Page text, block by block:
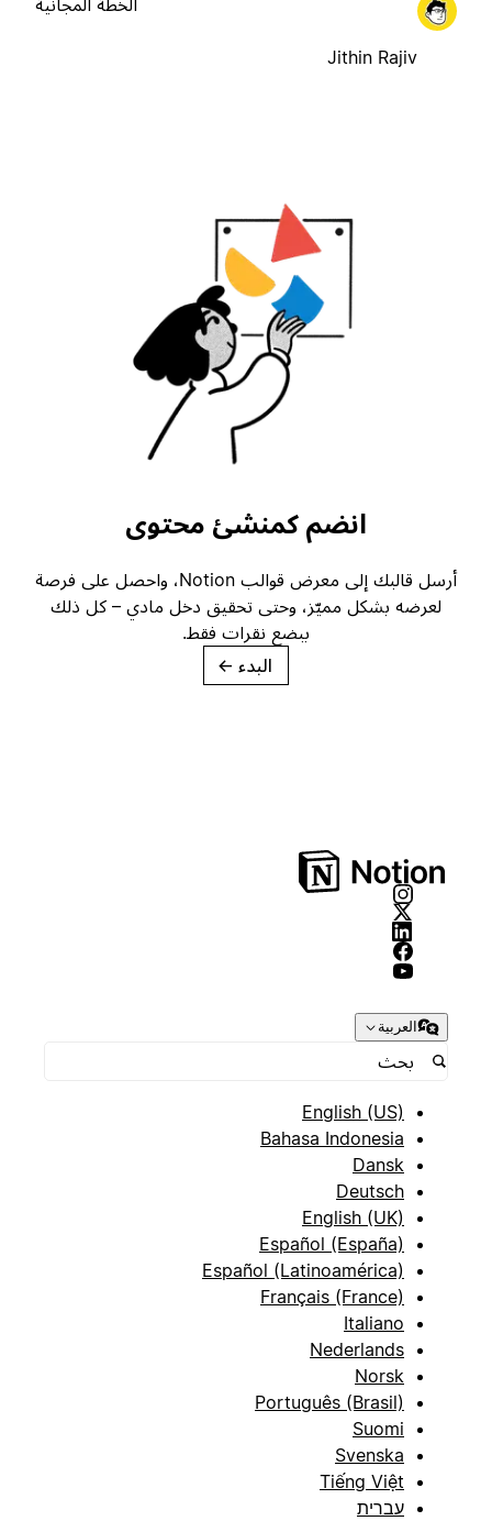
Jithin Rajiv
انضم كمنشئ محتوى
أرسل قالبك إلى معرض قوالب Notion، واحصل على فرصة
لعرضه بشكل مميّز، وحتى تحقيق دخل مادي – كل ذلك
ببضع نقرات فقط.
→
العربية
English (US)
Bahasa Indonesia
Dansk
Deutsch
English (UK)
Español (España)
Español (Latinoamérica)
Français (France)
Italiano
Nederlands
Norsk
Português (Brasil)
Suomi
Svenska
Tiếng Việt
עברית